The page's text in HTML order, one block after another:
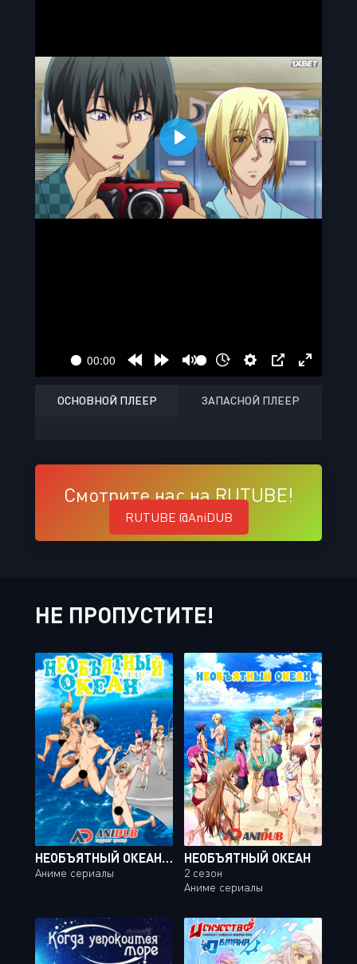
ОСНОВНОЙ ПЛЕЕР ЗАПАСНОЙ ПЛЕЕР
Смотрите нас на RUTUBE!
RUTUBE @AniDUB
НЕ ПРОПУСТИТЕ!
НЕОБЪЯТНЫЙ ОКЕАН / GRAND BLUE [12 ИЗ 12]
Аниме сериалы
НЕОБЪЯТНЫЙ ОКЕАН
2 сезон
Аниме сериалы